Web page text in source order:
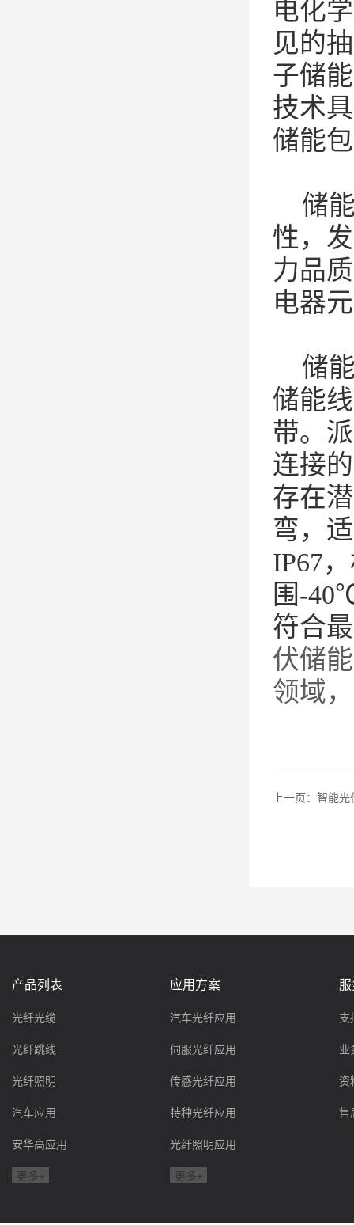
电化
见的
子储
技术
储能
储
性，
力品
电器
储
储能
带。
连接
存在
弯，
IP67，
围 -
符合
伏储
领域
上一页： 智能光
产品列表
光纤光缆
光纤跳线
光纤照明
汽车应用
安华高应用
更多+
应用方案
汽车光纤应用
伺服光纤应用
传感光纤应用
特种光纤应用
光纤照明应用
更多+
支
业
资
售